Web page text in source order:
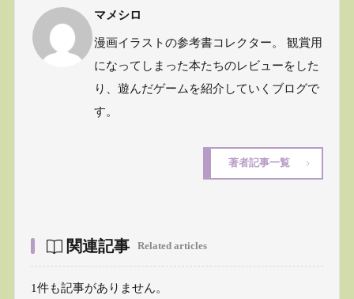
マメシロ
漫画イラストの参考書コレクター。 観賞用
になってしまった本たちのレビューをした
り、遊んだゲームを紹介していくブログで
す。
著者記事一覧
関連記事 Related articles
1件も記事がありません。